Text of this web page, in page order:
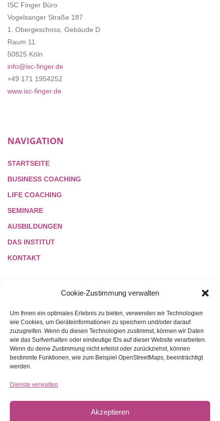
Cookie-Zustimmung verwalten
Um Ihnen ein optimales Erlebnis zu bieten, verwenden wir Technologien
wie Cookies, um Geräteinformationen zu speichern und/oder darauf
zuzugreifen. Wenn du diesen Technologien zustimmst, können wir Daten
wie das Surfverhalten oder eindeutige IDs auf dieser Website verarbeiten.
Wenn du deine Zustimmung nicht erteilst oder zurückziehst, können
bestimmte Funktionen, wie zum Beispiel OpenStreetMaps, beeinträchtigt
werden.
Dienste verwalten
Akzeptieren
ISC Finger Büro
Vogelsanger Straße 187
1. Obergeschoss, Gebäude D
Raum 11
50825 Köln
info@isc-finger.de
+49 171 1954252
www.isc-finger.de
NAVIGATION
STARTSEITE
BUSINESS COACHING
LIFE COACHING
SEMINARE
AUSBILDUNGEN
DAS INSTITUT
KONTAKT
LINKS
NETIQUETTE
REFERENZEN
DATENSCHUTZ
COOKIES